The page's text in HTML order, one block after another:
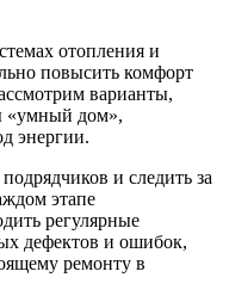
отопления и
повысить комфорт
варианты,
«умный дом»,
энергии.
и следить за
этапе
регулярные
дефектов и ошибок,
ремонту в